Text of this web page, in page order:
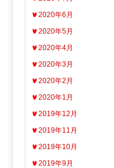
2020年6月
2020年5月
2020年4月
2020年3月
2020年2月
2020年1月
2019年12月
2019年11月
2019年10月
2019年9月